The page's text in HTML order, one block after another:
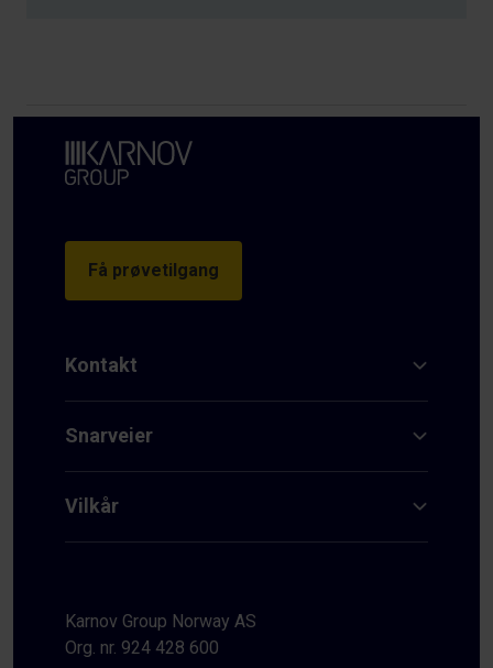
Få prøvetilgang
Kontakt
Snarveier
Vilkår
Karnov Group Norway AS
Org. nr. 924 428 600